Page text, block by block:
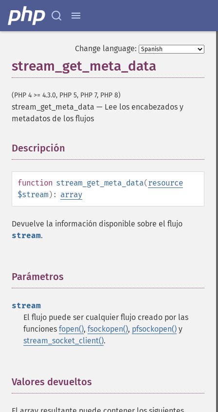
Change language:
stream_get_meta_data
(PHP 4 >= 4.3.0, PHP 5, PHP 7, PHP 8)
stream_get_meta_data — Lee los encabezados y
metadatos de los flujos
Descripción
function stream_get_meta_data(resource
$stream): array
Devuelve la información disponible sobre el flujo
stream.
Parámetros
stream
El flujo puede ser cualquier flujo creado por las
funciones fopen(), fsockopen(), pfsockopen() y
stream_socket_client().
Valores devueltos